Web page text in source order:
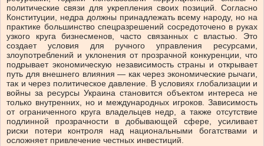
политические связи для укрепления своих позиций. Согласно
Конституции, недра должны принадлежать всему народу, но на
практике большинство спецразрешений сосредоточено в руках
узкого круга бизнесменов, часто связанных с властью. Это
создает условия для ручного управления ресурсами,
злоупотреблений и уклонения от прозрачной конкуренции, что
подрывает экономическую независимость страны и открывает
путь для внешнего влияния — как через экономические рычаги,
так и через политическое давление. В условиях глобализации и
войны за ресурсы Украина становится объектом интереса не
только внутренних, но и международных игроков. Зависимость
от ограниченного круга владельцев недр, а также отсутствие
подлинной прозрачности в добывающей сфере, усиливает
риски потери контроля над национальными богатствами и
осложняет привлечение честных инвестиций.